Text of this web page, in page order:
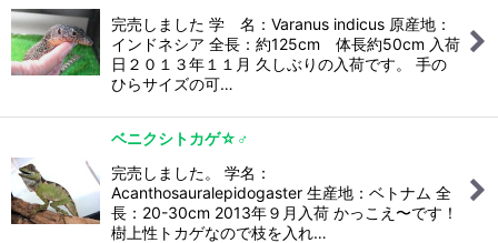
完売しました 学 名：Varanus indicus 原産地：
インドネシア 全長：約125cm 体長約50cm 入荷
日２０１３年１１月 久しぶりの入荷です。 手の
ひらサイズの可…
ベニクシトカゲ☆♂
完売しました。 学名：
Acanthosauralepidogaster 生産地：ベトナム 全
長：20-30cm 2013年９月入荷 かっこえ〜です！
樹上性トカゲなので枝を入れ…